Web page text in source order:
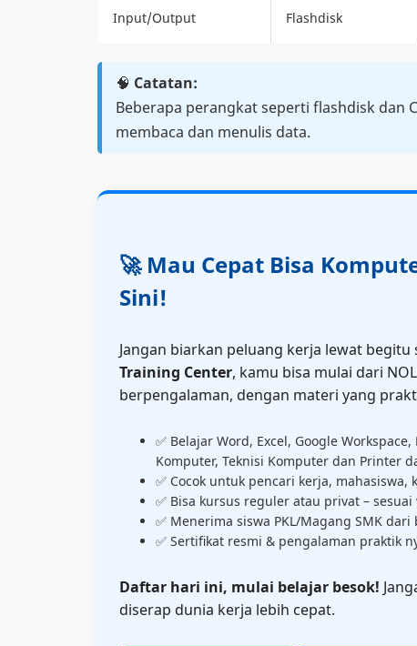
Input/Output Flashdisk
🧠 Catatan:
Beberapa perangkat seperti flashdisk dan
membaca dan menulis data.
🚀 Mau Cepat Bisa
Sini!
Jangan biarkan peluang kerja lewat
Training Center, kamu bisa mulai dari
berpengalaman, dengan materi yang
✅ Belajar Word, Excel, Google
Komputer, Teknisi Komputer dan Printer
✅ Cocok untuk pencari kerja, mahasiswa,
✅ Bisa kursus reguler atau privat – sesuai
✅ Menerima siswa PKL/Magang SMK
✅ Sertifikat resmi & pengalaman praktik
Daftar hari ini, mulai belajar besok!
diserap dunia kerja lebih cepat.